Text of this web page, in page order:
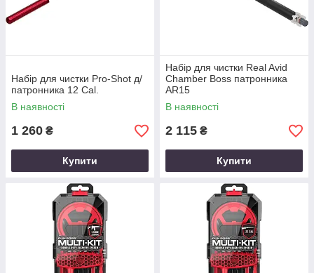
Набір для чистки Pro-Shot д/
патронника 12 Cal.
В наявності
1 260 ₴
Купити
Набір для чистки Real Avid
Chamber Boss патронника
AR15
В наявності
2 115 ₴
Купити